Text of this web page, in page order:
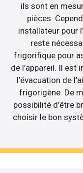
ils sont en
pièces.
installateur pour
reste
frigorifique pour
de l’appareil. Il est
l’évacuation de
frigorigène. De
possibilité d’être
choisir le bon